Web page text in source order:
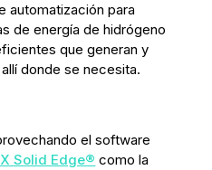
automatización para
de energía de hidrógeno
que generan y
donde se necesita.
el software
Solid Edge® como la